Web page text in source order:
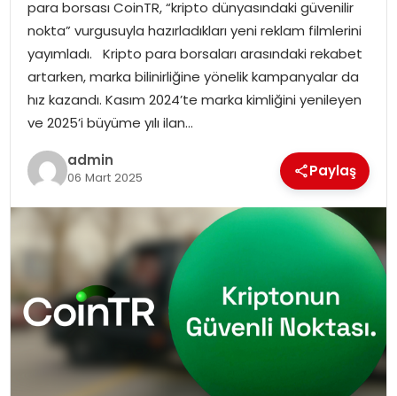
para borsası CoinTR, “kripto dünyasındaki güvenilir
nokta” vurgusuyla hazırladıkları yeni reklam filmlerini
yayımladı. Kripto para borsaları arasındaki rekabet
artarken, marka bilinirliğine yönelik kampanyalar da
hız kazandı. Kasım 2024’te marka kimliğini yenileyen
ve 2025’i büyüme yılı ilan…
admin
06 Mart 2025 Paylaş